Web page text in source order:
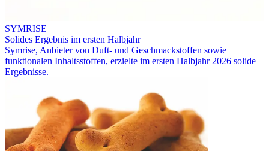
SYMRISE
Solides Ergebnis im ersten Halbjahr
Symrise, Anbieter von Duft- und Geschmackstoffen sowie
funktionalen Inhaltsstoffen, erzielte im ersten Halbjahr 2026 solide
Ergebnisse.